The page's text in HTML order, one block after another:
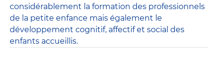
considérablement la formation des professionnels
de la petite enfance mais également le
développement cognitif, affectif et social des
enfants accueillis.